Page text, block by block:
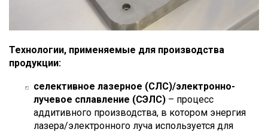
Технологии, применяемые для производства
продукции:
селективное лазерное (СЛС)/электронно-
лучевое сплавление (СЭЛС) – процесс
аддитивного производства, в котором энергия
лазера/электронного луча используется для